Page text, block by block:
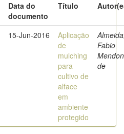
Data do
documento
Título
15-Jun-2016
Aplicação
de
mulching
para
cultivo de
alface
em
ambiente
protegido
Fabio
de